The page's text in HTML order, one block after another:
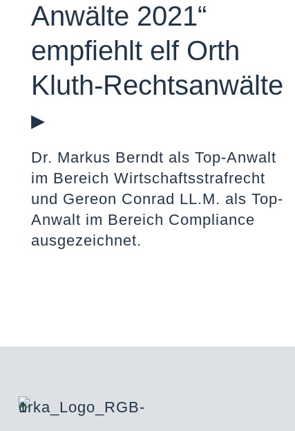
Anwälte 2021“
empfiehlt elf Orth
Kluth-Rechtsanwälte
▸
Dr. Markus Berndt als Top-Anwalt
im Bereich Wirtschaftsstrafrecht
und Gereon Conrad LL.M. als Top-
Anwalt im Bereich Compliance
ausgezeichnet.